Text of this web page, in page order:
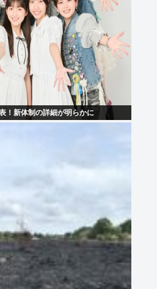
！新体制の詳細が明らかに